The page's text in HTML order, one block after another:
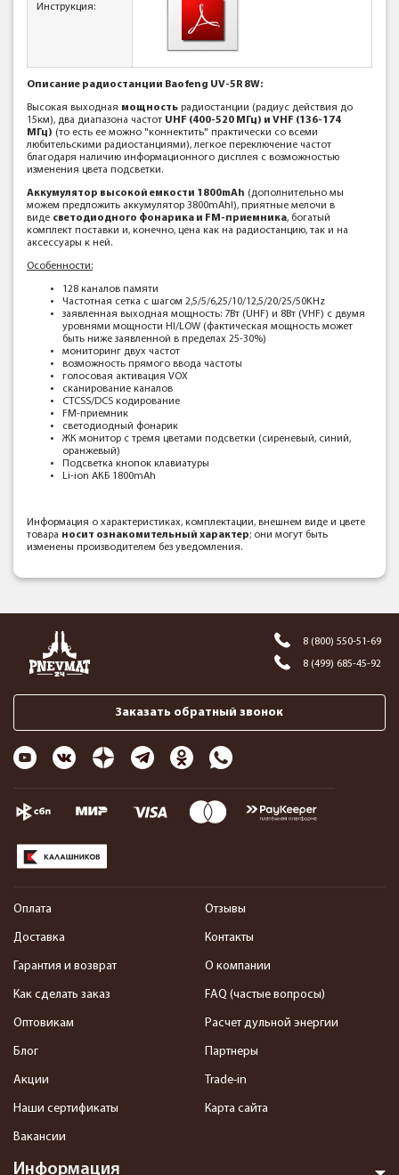
Инструкция:
Описание радиостанции Baofeng UV-5R 8W:
Высокая выходная мощность радиостанции (радиус действия до
15км), два диапазона частот UHF (400-520 МГц) и VHF (136-174
МГц) (то есть ее можно "коннектить" практически со всеми
любительскими радиостанциями), легкое переключение частот
благодаря наличию информационного дисплея с возможностью
изменения цвета подсветки.
Аккумулятор высокой емкости 1800mAh (дополнительно мы
можем предложить аккумулятор 3800mAh!), приятные мелочи в
виде светодиодного фонарика и FM-приемника, богатый
комплект поставки и, конечно, цена как на радиостанцию, так и на
аксессуары к ней.
Особенности:
128 каналов памяти
Частотная сетка с шагом 2,5/5/6,25/10/12,5/20/25/50KHz
заявленная выходная мощность: 7Вт (UHF) и 8Вт (VHF) с двумя
уровнями мощности HI/LOW (фактическая мощность может
быть ниже заявленной в пределах 25-30%)
мониторинг двух частот
возможность прямого ввода частоты
голосовая активация VOX
сканирование каналов
CTCSS/DCS кодирование
FM-приемник
светодиодный фонарик
ЖК монитор с тремя цветами подсветки (сиреневый, синий,
оранжевый)
Подсветка кнопок клавиатуры
Li-ion АКБ 1800mAh
Информация о характеристиках, комплектации, внешнем виде и цвете
товара носит ознакомительный характер; они могут быть
изменены производителем без уведомления.
8 (800) 550-51-69
8 (499) 685-45-92
Заказать обратный звонок
Информация
Оплата
Доставка
Гарантия и возврат
Как сделать заказ
Оптовикам
Блог
Акции
Наши сертификаты
Вакансии
Отзывы
Контакты
О компании
FAQ (частые вопросы)
Расчет дульной энергии
Партнеры
Trade-in
Карта сайта